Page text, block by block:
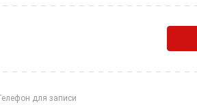
для записи